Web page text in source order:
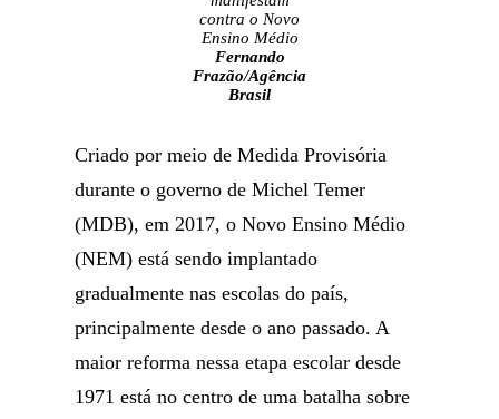
contra o Novo
Ensino Médio
Fernando
Frazão/Agência
Brasil
Criado por meio de Medida Provisória
durante o governo de Michel Temer
(MDB), em 2017, o Novo Ensino Médio
(NEM) está sendo implantado
gradualmente nas escolas do país,
principalmente desde o ano passado. A
maior reforma nessa etapa escolar desde
1971 está no centro de uma batalha sobre